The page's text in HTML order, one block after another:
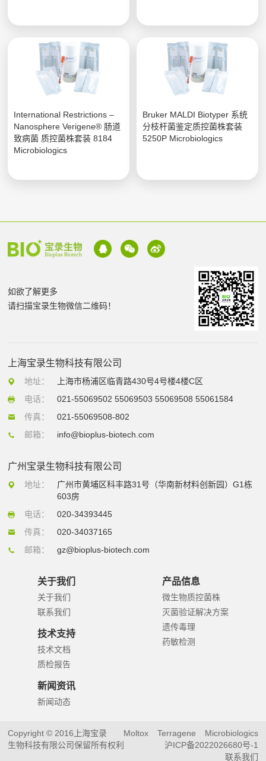
International Restrictions –
Nanosphere Verigene® 肠道
致病菌 质控菌株套装 8184
Microbiologics
Bruker MALDI Biotyper 系统
分枝杆菌鉴定质控菌株套装
5250P Microbiologics
如欲了解更多
请扫描宝录生物微信二维码！
上海宝录生物科技有限公司
地址：
上海市杨浦区临青路430号4号楼4楼C区
电话：
021-55069502 55069503 55069508 55061584
传真：
021-55069508-802
邮箱：
info@bioplus-biotech.com
广州宝录生物科技有限公司
地址：
广州市黄埔区科丰路31号（华南新材料创新园）G1栋
603房
电话：
020-34393445
传真：
020-34037165
邮箱：
gz@bioplus-biotech.com
关于我们
关于我们
联系我们
技术支持
技术文档
质检报告
新闻资讯
新闻动态
产品信息
微生物质控菌株
灭菌验证解决方案
遗传毒理
药敏检测
Microbiologics
Terragene
Moltox
Copyright © 2016上海宝录
生物科技有限公司保留所有权利
沪ICP备2022026680号-1
联系我们